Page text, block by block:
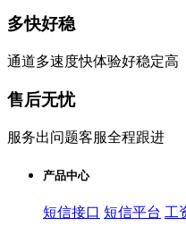
多快好稳
通道多速度快体验好稳定高
售后无忧
服务出问题客服全程跟进
产品中心
短信接口 短信平台 工